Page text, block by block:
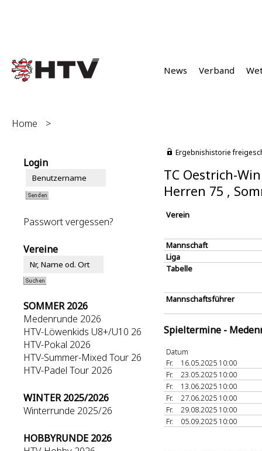
News Verband
Home >
Login
Passwort vergessen?
Vereine
SOMMER 2026
Medenrunde 2026
HTV-Löwenkids U8+/U10 26
HTV-Pokal 2026
HTV-Summer-Mixed Tour 26
HTV-Padel Tour 2026
WINTER 2025/2026
Winterrunde 2025/26
HOBBYRUNDE 2026
Ergebnishistorie
TC Oestrich-
Herren 75 ,
Verein
Mannschaft
Liga
Tabelle
Mannschaftsführer
Spieltermine -
Datum
Fr.
16.05.2025 10:00
Fr.
23.05.2025 10:00
Fr.
13.06.2025 10:00
Fr.
27.06.2025 10:00
Fr.
29.08.2025 10:00
Fr.
05.09.2025 10:00